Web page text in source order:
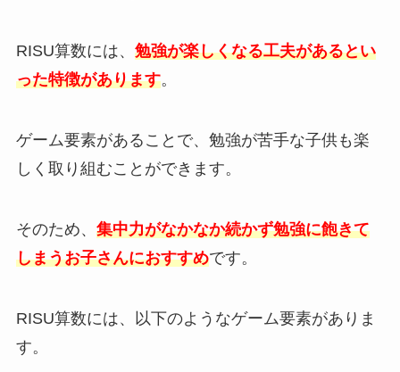
RISU算数には、 勉強が楽しくなる工夫があるとい
った特徴があります。
ゲーム要素があることで、勉強が苦手な子供も楽
しく取り組むことができます。
そのため、 集中力がなかなか続かず勉強に飽きて
しまうお子さんにおすすめです。
RISU算数には、以下のようなゲーム要素がありま
す。